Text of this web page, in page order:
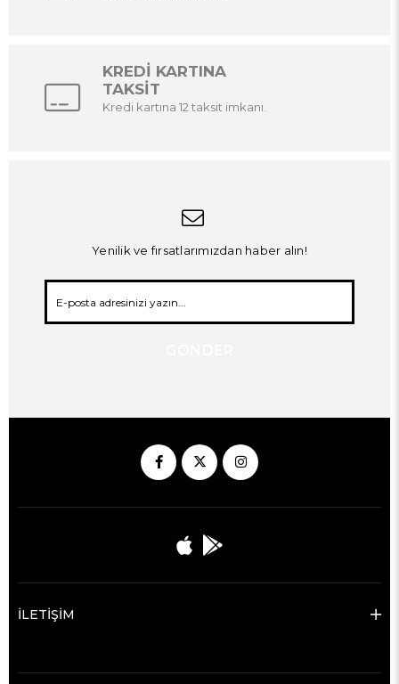
KREDİ KARTINA
TAKSİT
Kredi kartına 12 taksit imkanı.
Yenilik ve fırsatlarımızdan haber alın!
İLETİŞİM